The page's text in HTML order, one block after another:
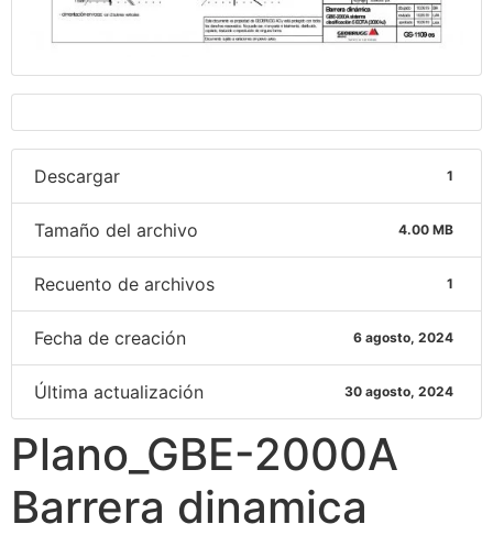
Descargar 1
Tamaño del archivo 4.00 MB
Recuento de archivos 1
Fecha de creación 6 agosto, 2024
Última actualización 30 agosto, 2024
Plano_GBE-2000A
Barrera dinamica